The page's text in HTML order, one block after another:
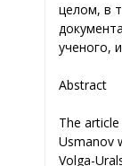
целом, в
ученого,
Abstract
The
Usmanov
Volga-